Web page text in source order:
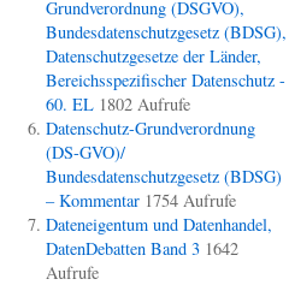
Grundverordnung (DSGVO),
Bundesdatenschutzgesetz (BDSG),
Datenschutzgesetze der Länder,
Bereichsspezifischer Datenschutz -
60. EL 1802 Aufrufe
Datenschutz-Grundverordnung
(DS-GVO)/
Bundesdatenschutzgesetz (BDSG)
– Kommentar 1754 Aufrufe
Dateneigentum und Datenhandel,
DatenDebatten Band 3 1642
Aufrufe